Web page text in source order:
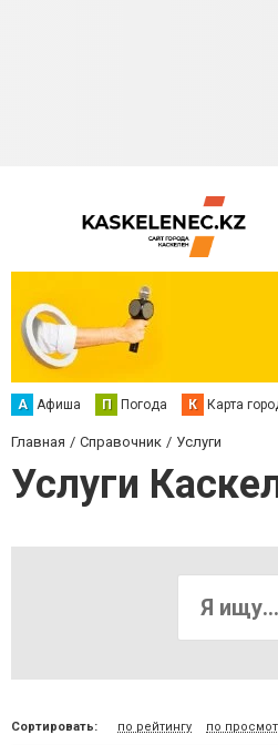
А Афиша П Погода К Карта
Главная Справочник Услуги
Услуги
Сортировать: по рейтингу по